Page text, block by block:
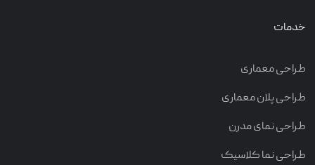
خدمات
طراحی معماری
طراحی پلان معماری
طراحی نمای مدرن
طراحی نما کلاسیک